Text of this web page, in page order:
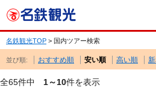
名鉄観光TOP > 国内ツアー検索
並び順: おすすめ順 安い順 高い順
全65件中 1～10件を表示